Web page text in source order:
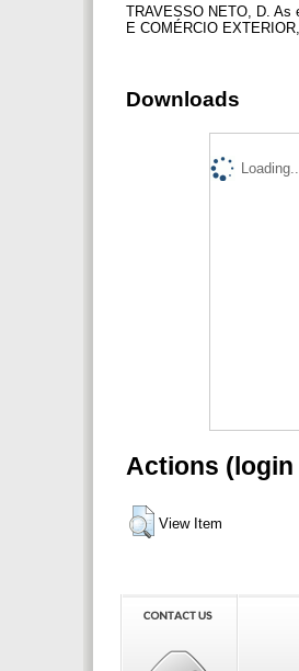
TRAVESSO NETO, D. As
E COMÉRCIO
Downloads
Loading...
Actions (login
View Item